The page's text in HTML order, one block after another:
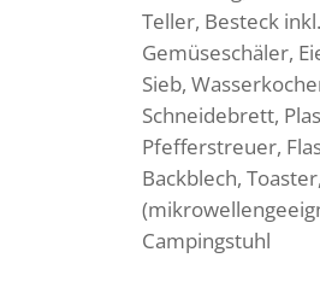
Teller, Besteck
Gemüseschäler,
Sieb,
Schneidebrett,
Pfefferstreuer,
Backblech,
Campingstuhl